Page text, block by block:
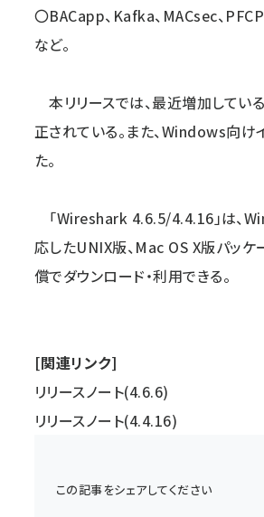
〇BACapp、Kafka、MACsec、
など。
本リリースでは、最近増加してい
正されている。また、Windows向け
た。
「Wireshark 4.6.5/4.4.16」は、
応したUNIX版、Mac OS X版パッケ
償でダウンロード・利用できる。
[関連リンク]
リリースノート(4.6.6)
リリースノート(4.4.16)
この記事をシェアしてください